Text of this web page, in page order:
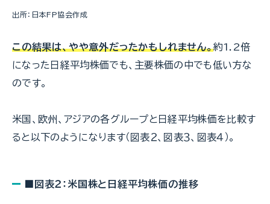
出所：日本FP協会作成
この結果は、やや意外だったかもしれません。約1.2倍
になった日経平均株価でも、主要株価の中でも低い方な
のです。
米国、欧州、アジアの各グループと日経平均株価を比較す
ると以下のようになります（図表２、図表３、図表４）。
■図表２：米国株と日経平均株価の推移